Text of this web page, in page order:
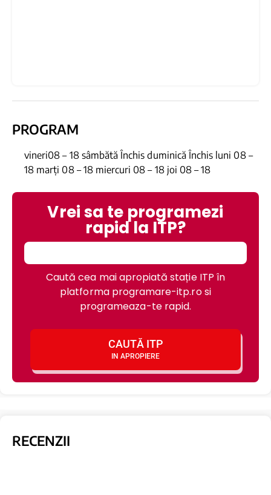
PROGRAM
vineri08 – 18 sâmbătă Închis duminică Închis luni 08 –
18 marți 08 – 18 miercuri 08 – 18 joi 08 – 18
Vrei sa te programezi
rapid la ITP?
Caută cea mai apropiată stație ITP în
platforma programare-itp.ro si
programeaza-te rapid.
CAUTĂ ITP
IN APROPIERE
RECENZII